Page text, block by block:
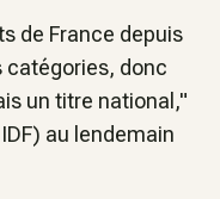
de France depuis
catégories, donc
un titre national ,"
au lendemain